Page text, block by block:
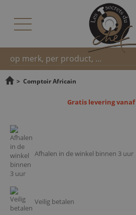
Snel
> Comptoir Africain
Gratis levering vanaf
Afhalen in de winkel binnen 3 uur
Veilig betalen